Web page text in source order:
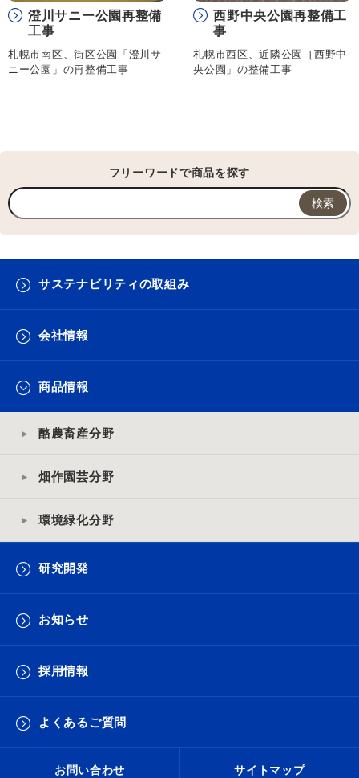
澄川サニー公園再整備
工事
札幌市南区、街区公園「澄川サ
ニー公園」の再整備工事
西野中央公園再整備工
事
札幌市西区、近隣公園［西野中
央公園」の整備工事
フリーワードで商品を探す
サステナビリティの取組み
会社情報
商品情報
酪農畜産分野
畑作園芸分野
環境緑化分野
研究開発
お知らせ
採用情報
よくあるご質問
お問い合わせ サイトマップ